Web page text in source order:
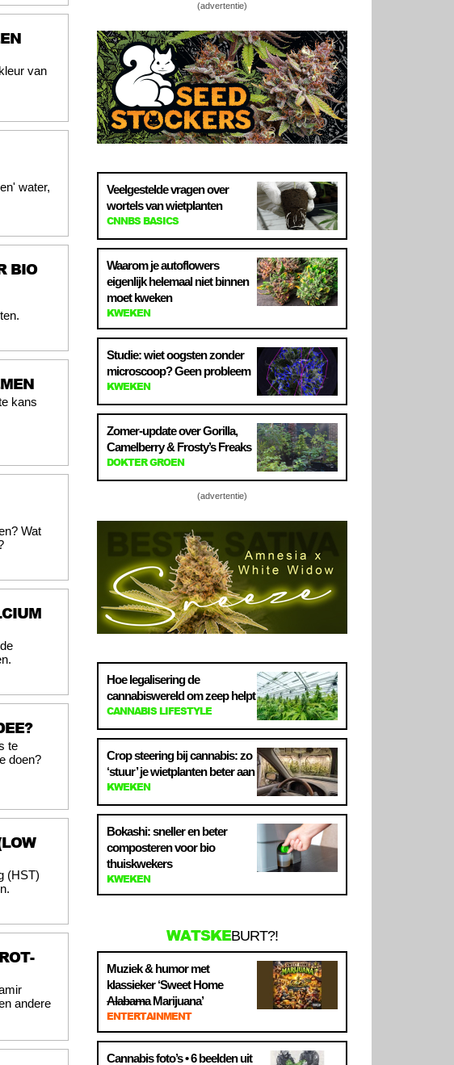
van
water,
BIO
kans
Wat
te
doen?
(HST)
andere
(advertentie)
Veelgestelde vragen over
wortels van wietplanten
CNNBS BASICS
Waarom je autoflowers
eigenlijk helemaal niet binnen
moet kweken
KWEKEN
Studie: wiet oogsten zonder
microscoop? Geen probleem
KWEKEN
Zomer-update over Gorilla,
Camelberry & Frosty’s Freaks
DOKTER GROEN
(advertentie)
Hoe legalisering de
cannabiswereld om zeep helpt
CANNABIS LIFESTYLE
Crop steering bij cannabis: zo
‘stuur’ je wietplanten beter aan
KWEKEN
Bokashi: sneller en beter
composteren voor bio
thuiskwekers
KWEKEN
WATSKEBURT?!
Muziek & humor met
klassieker ‘Sweet Home
AlabamaMarijuana’
ENTERTAINMENT
Cannabis foto’s • 6 beelden uit